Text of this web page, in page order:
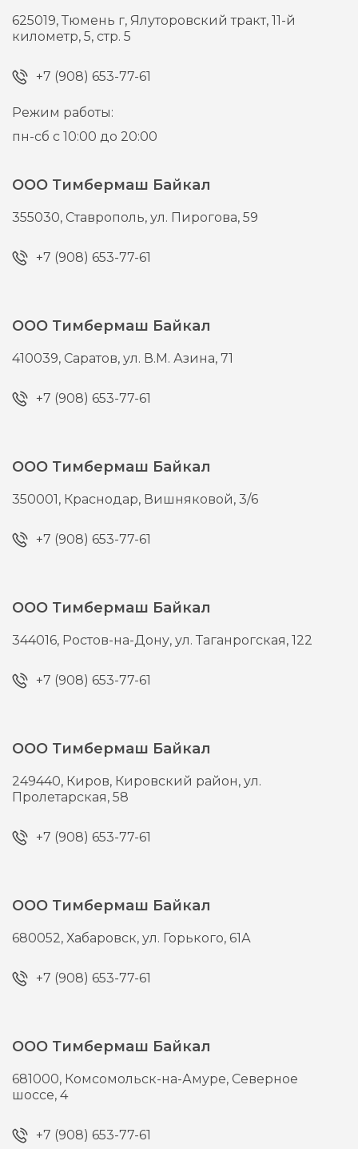
625019,Тюмень г, Ялуторовский тракт, 11-й
километр, 5, стр. 5
+7 (908) 653-77-61
Режим работы:
пн-сб с 10:00 до 20:00
ООО Тимбермаш Байкал
355030, Ставрополь,ул. Пирогова, 59
+7 (908) 653-77-61
ООО Тимбермаш Байкал
410039, Саратов,ул. В.М. Азина, 71
+7 (908) 653-77-61
ООО Тимбермаш Байкал
350001, Краснодар, Вишняковой, 3/6
+7 (908) 653-77-61
ООО Тимбермаш Байкал
344016, Ростов-на-Дону,ул. Таганрогская, 122
+7 (908) 653-77-61
ООО Тимбермаш Байкал
249440, Киров, Кировский район, ул.
Пролетарская, 58
+7 (908) 653-77-61
ООО Тимбермаш Байкал
680052,Хабаровск,ул. Горького, 61А
+7 (908) 653-77-61
ООО Тимбермаш Байкал
681000, Комсомольск-на-Амуре, Северное
шоссе, 4
+7 (908) 653-77-61